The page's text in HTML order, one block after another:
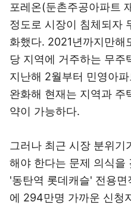
포레온(둔촌주공아파트
정도로 시장이 침체되자
화했다. 2021년까지만해
당 지역에 거주하는 무주
지난해 2월부터 민영아
완화해 현재는 지역과 주
약이 가능하다.
그러나 최근 시장 분위기
해야 한다는 문제 의식을
'동탄역 롯데캐슬' 전용
에 294만명 가까운 신청